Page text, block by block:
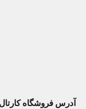
آدرس فروشگاه کارتال